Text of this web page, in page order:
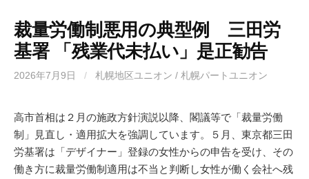
裁量労働制悪用の典型例 三田労
基署 「残業代未払い」是正勧告
2026年7月9日 / 札幌地区ユニオン / 札幌パートユニオン
高市首相は２月の施政方針演説以降、閣議等で「裁量労働
制」見直し・適用拡大を強調しています。５月、東京都三田
労基署は「デザイナー」登録の女性からの申告を受け、その
働き方に裁量労働制適用は不当と判断し女性が働く会社へ残